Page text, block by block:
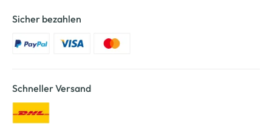
Sicher bezahlen
Schneller Versand